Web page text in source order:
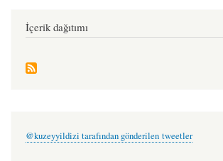
İçerik dağıtımı
@kuzeyyildizi tarafından gönderilen tweetler